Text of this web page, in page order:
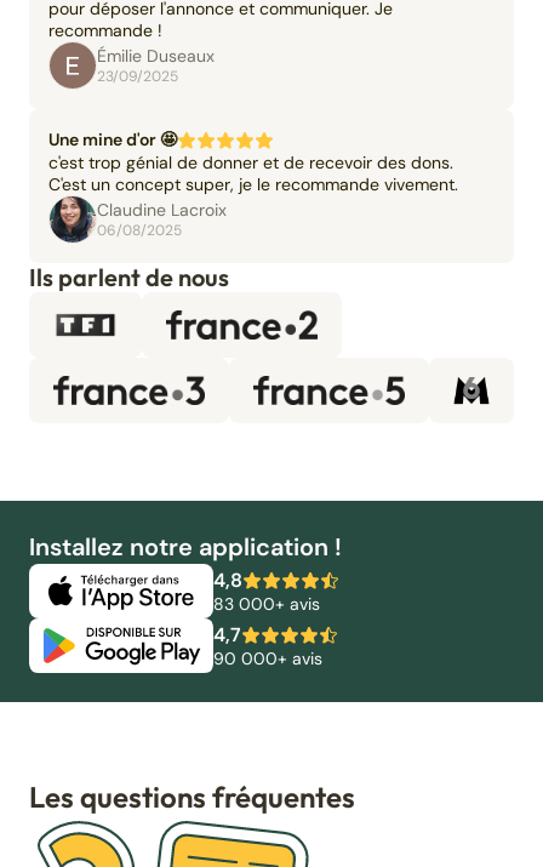
pour déposer l'annonce et communiquer. Je
recommande !
Émilie Duseaux
23/09/2025
Une mine d'or 🤩
c'est trop génial de donner et de recevoir des dons.
C'est un concept super, je le recommande vivement.
Claudine Lacroix
06/08/2025
Ils parlent de nous
Installez notre application !
4,8
83 000+ avis
4,7
90 000+ avis
Les questions fréquentes